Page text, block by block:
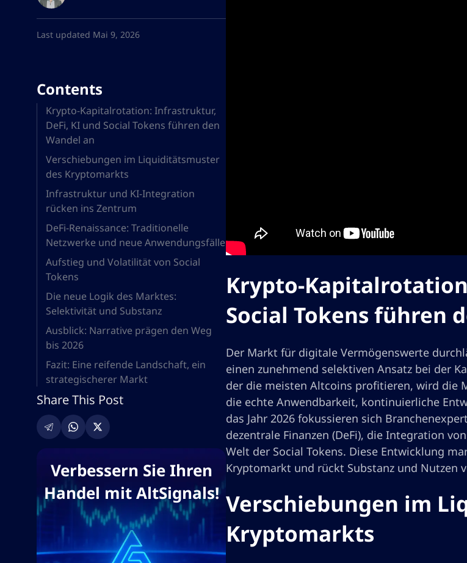
Last updated Mai 9, 2026
Contents
Krypto-Kapitalrotation: Infrastruktur,
DeFi, KI und Social Tokens führen den
Wandel an
Verschiebungen im Liquiditätsmuster
des Kryptomarkts
Infrastruktur und KI-Integration
rücken ins Zentrum
DeFi-Renaissance: Traditionelle
Netzwerke und neue Anwendungsfälle
Aufstieg und Volatilität von Social
Tokens
Die neue Logik des Marktes:
Selektivität und Substanz
Ausblick: Narrative prägen den Weg
bis 2026
Fazit: Eine reifende Landschaft, ein
strategischerer Markt
Share This Post
Verbessern Sie Ihren
Handel mit AltSignals!
Krypto-
Social Tokens führen
Der Markt für digitale Vermögenswerte
einen zunehmend selektiven Ansatz bei der
der die meisten Altcoins profitieren, wird die
die echte Anwendbarkeit, kontinuierliche
das Jahr 2026 fokussieren sich
dezentrale Finanzen (DeFi), die Integration
Welt der Social Tokens. Diese Entwicklung
Kryptomarkt und rückt Substanz und Nutzen
Verschiebungen im
Kryptomarkts